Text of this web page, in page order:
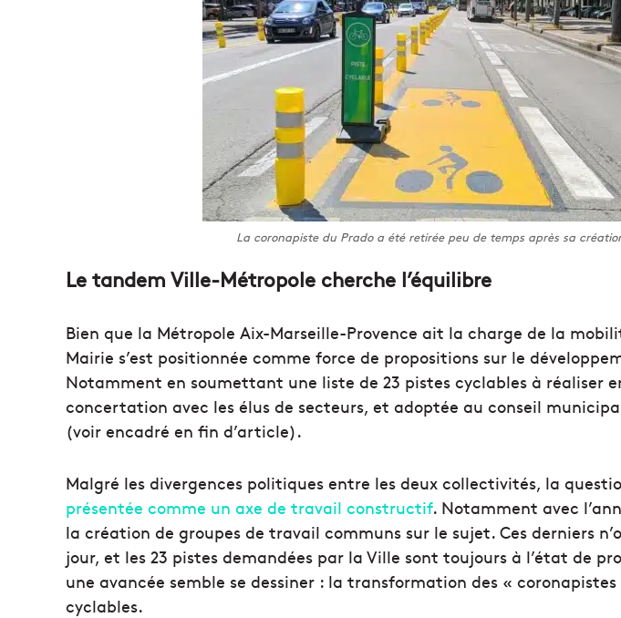
La coronapiste du Prado a été retirée peu de temps après sa
Le tandem Ville-Métropole cherche l’équilibre
Bien que la Métropole Aix-Marseille-Provence ait la charge de la
Mairie s’est positionnée comme force de propositions sur le
Notamment en soumettant une liste de 23 pistes cyclables à réaliser
concertation avec les élus de secteurs, et adoptée au conseil
(voir encadré en fin d’article).
Malgré les divergences politiques entre les deux collectivités, la
présentée comme un axe de travail constructif. Notamment avec
la création de groupes de travail communs sur le sujet. Ces derniers
jour, et les 23 pistes demandées par la Ville sont toujours à l’état de
une avancée semble se dessiner : la transformation des «
cyclables.